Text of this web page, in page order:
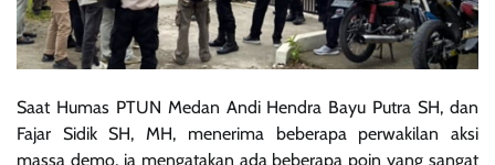
Saat Humas PTUN Medan Andi Hendra Bayu Putra SH, dan
Fajar Sidik SH, MH, menerima beberapa perwakilan aksi
massa demo, ia mengatakan ada beberapa poin yang sangat